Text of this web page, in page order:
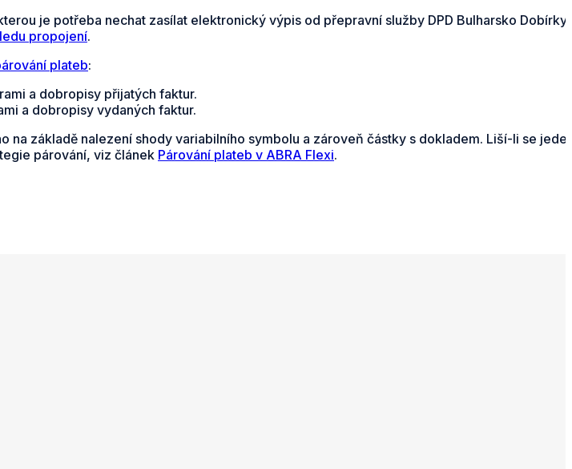
je potřeba nechat zasílat elektronický výpis od přepravní služby DPD Bulharsko
propojení.
plateb:
a dobropisy přijatých faktur.
a dobropisy vydaných faktur.
na základě nalezení shody variabilního symbolu a zároveň částky s dokladem. Liší-li se
párování, viz článek Párování plateb v ABRA Flexi.